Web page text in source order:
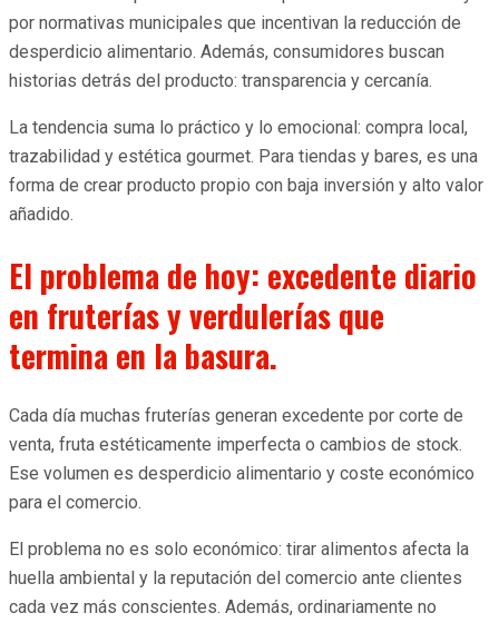
por normativas municipales que incentivan la reducción de
desperdicio alimentario. Además, consumidores buscan
historias detrás del producto: transparencia y cercanía.
La tendencia suma lo práctico y lo emocional: compra local,
trazabilidad y estética gourmet. Para tiendas y bares, es una
forma de crear producto propio con baja inversión y alto valor
añadido.
El problema de hoy: excedente diario
en fruterías y verdulerías que
termina en la basura.
Cada día muchas fruterías generan excedente por corte de
venta, fruta estéticamente imperfecta o cambios de stock.
Ese volumen es desperdicio alimentario y coste económico
para el comercio.
El problema no es solo económico: tirar alimentos afecta la
huella ambiental y la reputación del comercio ante clientes
cada vez más conscientes. Además, ordinariamente no